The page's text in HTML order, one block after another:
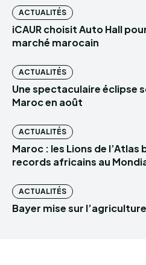
ACTUALITÉS
iCAUR choisit Auto Hall
marché marocain
ACTUALITÉS
Une spectaculaire éclipse
Maroc en août
ACTUALITÉS
Maroc : les Lions de
records africains au
ACTUALITÉS
Bayer mise sur